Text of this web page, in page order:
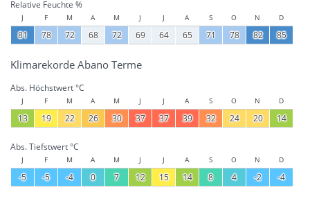
Relative Feuchte %
J F M A M J J A S O N D
81 78 72 68 72 69 64 65 71 78 82 85
Klimarekorde Abano Terme
Abs. Höchstwert °C
J F M A M J J A S O N D
13 19 22 26 30 37 37 39 32 24 20 14
Abs. Tiefstwert °C
J F M A M J J A S O N D
-5 -5 -4 0 7 12 15 14 8 4 -2 -4